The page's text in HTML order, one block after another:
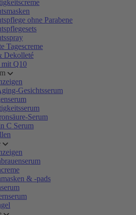
ohne Parabene
Tagescreme
Dekolleté
mit Q10
Gesichtsserum
Serum
C Serum
& -pads